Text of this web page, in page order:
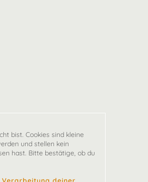
bist. Cookies sind kleine
und stellen kein
hast. Bitte bestätige, ob du